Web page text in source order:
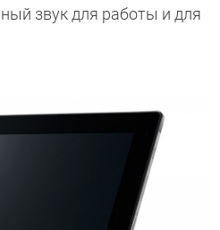
звук для работы и для